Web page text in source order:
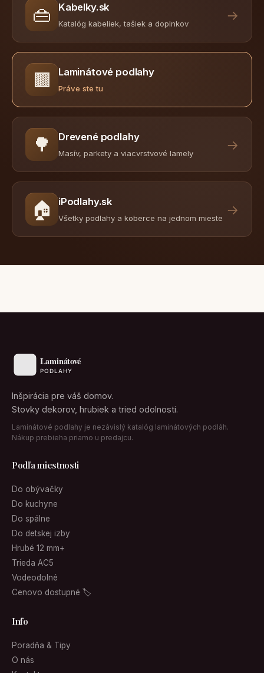
👜 Kabelky.sk
Katalóg kabeliek, tašiek a doplnkov
→
🟫 Laminátové podlahy
Práve ste tu
🌳 Drevené podlahy
Masív, parkety a viacvrstvové lamely
→
🏠 iPodlahy.sk
Všetky podlahy a koberce na jednom mieste
→
Inšpirácia pre váš domov.
Stovky dekorov, hrubiek a tried odolnosti.
Laminátové podlahy je nezávislý katalóg laminátových podláh.
Nákup prebieha priamo u predajcu.
Podľa miestnosti
Do obývačky
Do kuchyne
Do spálne
Do detskej izby
Hrubé 12 mm+
Trieda AC5
Vodeodolné
Cenovo dostupné 🏷
Info
Poradňa & Tipy
O nás